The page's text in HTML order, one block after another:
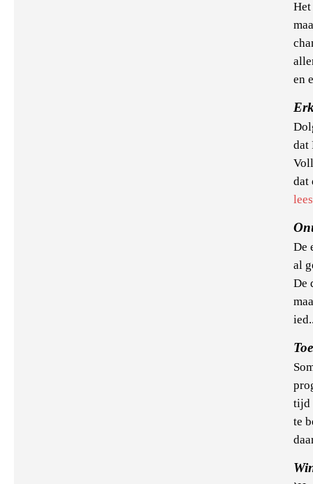
en
dat
dat
De
al
De
tijd
te